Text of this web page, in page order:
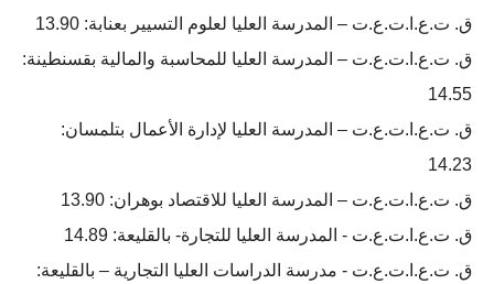
ق. ت.ع.ا.ت.ع.ت – المدرسة العلیا لعلوم التسییر بعنابة: 13.90
ق. ت.ع.ا.ت.ع.ت – المدرسة العلیا للمحاسبة والمالیة بقسنطینة:
14.55
ق. ت.ع.ا.ت.ع.ت – المدرسة العلیا لإدارة الأعمال بتلمسان:
14.23
ق. ت.ع.ا.ت.ع.ت – المدرسة العلیا للاقتصاد بوھران: 13.90
ق. ت.ع.ا.ت.ع.ت - المدرسة العلیا للتجارة- بالقلیعة: 14.89
ق. ت.ع.ا.ت.ع.ت - مدرسة الدراسات العلیا التجاریة – بالقلیعة: